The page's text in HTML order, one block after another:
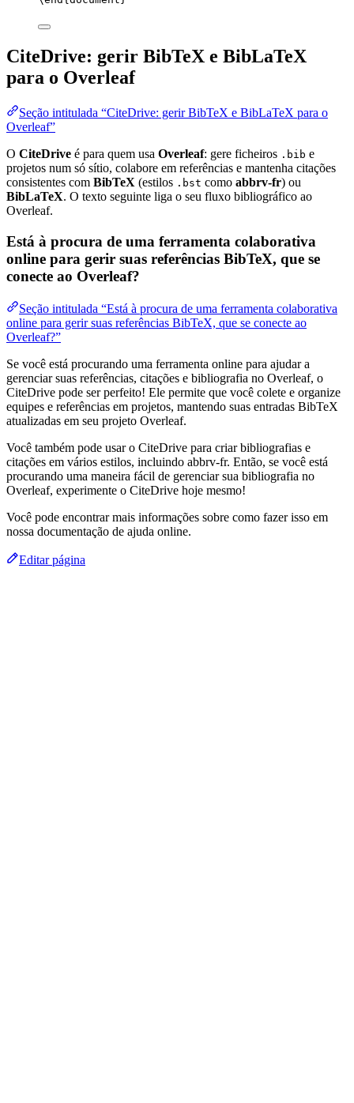
CiteDrive: gerir BibTeX e BibLaTeX
para o Overleaf
Seção intitulada “CiteDrive: gerir BibTeX e BibLaTeX para o
Overleaf”
O CiteDrive é para quem usa Overleaf: gere ficheiros .bib e
projetos num só sítio, colabore em referências e mantenha citações
consistentes com BibTeX (estilos .bst como abbrv-fr) ou
BibLaTeX. O texto seguinte liga o seu fluxo bibliográfico ao
Overleaf.
Está à procura de uma ferramenta colaborativa
online para gerir suas referências BibTeX, que se
conecte ao Overleaf?
Seção intitulada “Está à procura de uma ferramenta colaborativa
online para gerir suas referências BibTeX, que se conecte ao
Overleaf?”
Se você está procurando uma ferramenta online para ajudar a
gerenciar suas referências, citações e bibliografia no Overleaf, o
CiteDrive pode ser perfeito! Ele permite que você colete e organize
equipes e referências em projetos, mantendo suas entradas BibTeX
atualizadas em seu projeto Overleaf.
Você também pode usar o CiteDrive para criar bibliografias e
citações em vários estilos, incluindo abbrv-fr. Então, se você está
procurando uma maneira fácil de gerenciar sua bibliografia no
Overleaf, experimente o CiteDrive hoje mesmo!
Você pode encontrar mais informações sobre como fazer isso em
nossa documentação de ajuda online.
Editar página